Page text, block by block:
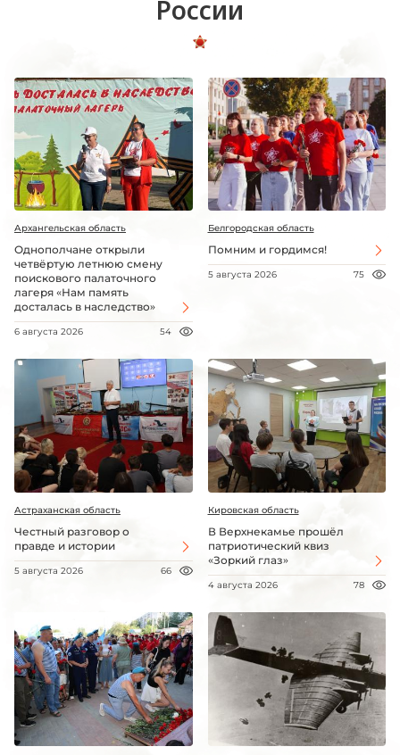
России
Архангельская область
Однополчане открыли
четвёртую летнюю смену
поискового палаточного
лагеря «Нам память
досталась в наследство»
6 августа 2026 54
Белгородская область
Помним и гордимся!
5 августа 2026 75
Астраханская область
Честный разговор о
правде и истории
5 августа 2026 66
Кировская область
В Верхнекамье прошёл
патриотический квиз
«Зоркий глаз»
4 августа 2026 78